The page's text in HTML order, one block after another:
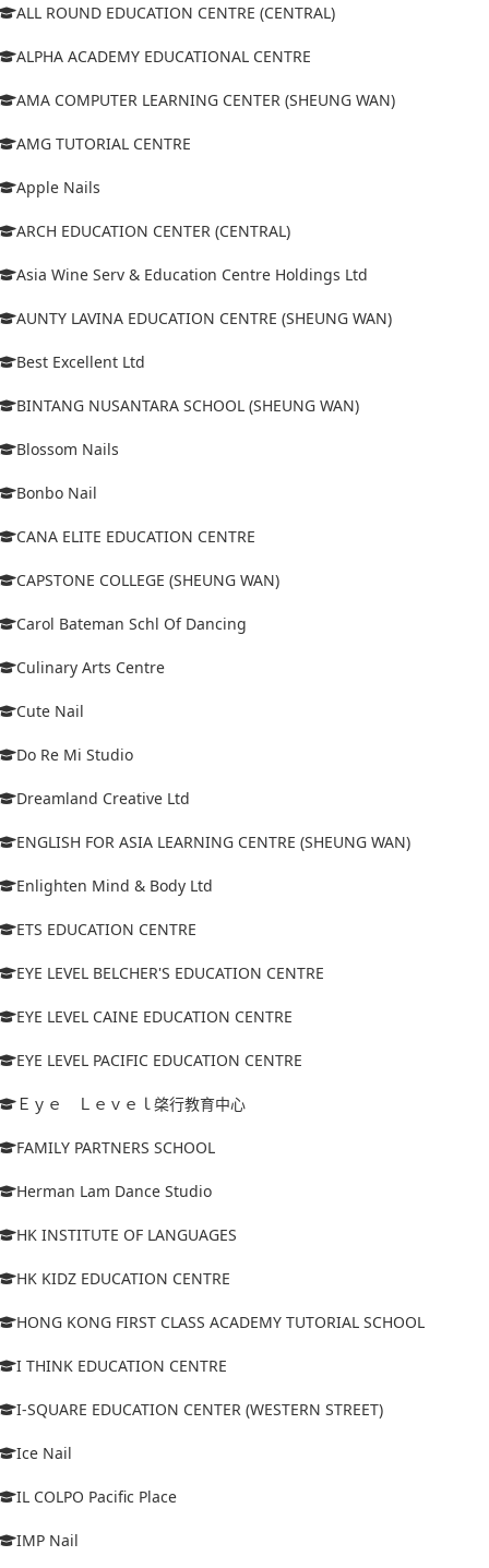
ALL ROUND EDUCATION CENTRE (CENTRAL)
ALPHA ACADEMY EDUCATIONAL CENTRE
AMA COMPUTER LEARNING CENTER (SHEUNG WAN)
AMG TUTORIAL CENTRE
Apple Nails
ARCH EDUCATION CENTER (CENTRAL)
Asia Wine Serv & Education Centre Holdings Ltd
AUNTY LAVINA EDUCATION CENTRE (SHEUNG WAN)
Best Excellent Ltd
BINTANG NUSANTARA SCHOOL (SHEUNG WAN)
Blossom Nails
Bonbo Nail
CANA ELITE EDUCATION CENTRE
CAPSTONE COLLEGE (SHEUNG WAN)
Carol Bateman Schl Of Dancing
Culinary Arts Centre
Cute Nail
Do Re Mi Studio
Dreamland Creative Ltd
ENGLISH FOR ASIA LEARNING CENTRE (SHEUNG WAN)
Enlighten Mind & Body Ltd
ETS EDUCATION CENTRE
EYE LEVEL BELCHER'S EDUCATION CENTRE
EYE LEVEL CAINE EDUCATION CENTRE
EYE LEVEL PACIFIC EDUCATION CENTRE
Ｅｙｅ Ｌｅｖｅｌ棨行教育中心
FAMILY PARTNERS SCHOOL
Herman Lam Dance Studio
HK INSTITUTE OF LANGUAGES
HK KIDZ EDUCATION CENTRE
HONG KONG FIRST CLASS ACADEMY TUTORIAL SCHOOL
I THINK EDUCATION CENTRE
I-SQUARE EDUCATION CENTER (WESTERN STREET)
Ice Nail
IL COLPO Pacific Place
IMP Nail